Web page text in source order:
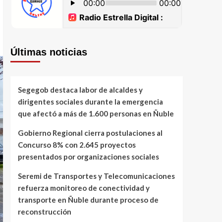
Últimas noticias
Segegob destaca labor de alcaldes y
dirigentes sociales durante la emergencia
que afectó a más de 1.600 personas en Ñuble
Gobierno Regional cierra postulaciones al
Concurso 8% con 2.645 proyectos
presentados por organizaciones sociales
Seremi de Transportes y Telecomunicaciones
refuerza monitoreo de conectividad y
transporte en Ñuble durante proceso de
reconstrucción